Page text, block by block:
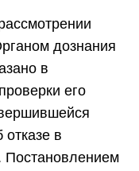
дознания
в
его
в
Постановлением